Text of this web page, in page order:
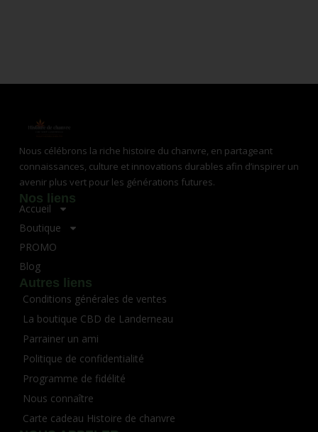
Nous célébrons la riche histoire du chanvre, en partageant
connaissances, culture et innovations durables afin d’inspirer un
avenir plus vert pour les générations futures.
Nos liens
Accueil
Boutique
PROMO
Blog
Autres liens
Conditions générales de ventes
La boutique CBD de Landerneau
Parrainer un ami
Politique de confidentialité
Programme de fidélité
Nous connaître
Carte cadeau Histoire de chanvre